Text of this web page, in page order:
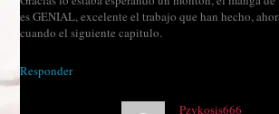
es GENIAL, excelente el trabajo que han hecho,
cuando el siguiente capitulo.
Responder
Pzykosis666